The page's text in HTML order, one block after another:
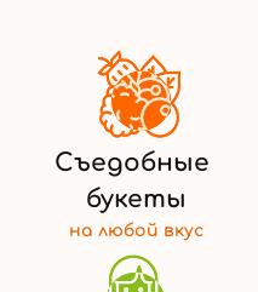
Съедобные
букеты
на любой вкус